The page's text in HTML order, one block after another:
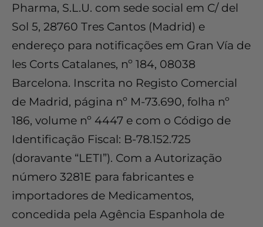
Pharma, S.L.U. com sede social em C/ del
Sol 5, 28760 Tres Cantos (Madrid) e
endereço para notificações em Gran Vía de
les Corts Catalanes, nº 184, 08038
Barcelona. Inscrita no Registo Comercial
de Madrid, página nº M-73.690, folha nº
186, volume nº 4447 e com o Código de
Identificação Fiscal: B-78.152.725
(doravante “LETI”). Com a Autorização
número 3281E para fabricantes e
importadores de Medicamentos,
concedida pela Agência Espanhola de